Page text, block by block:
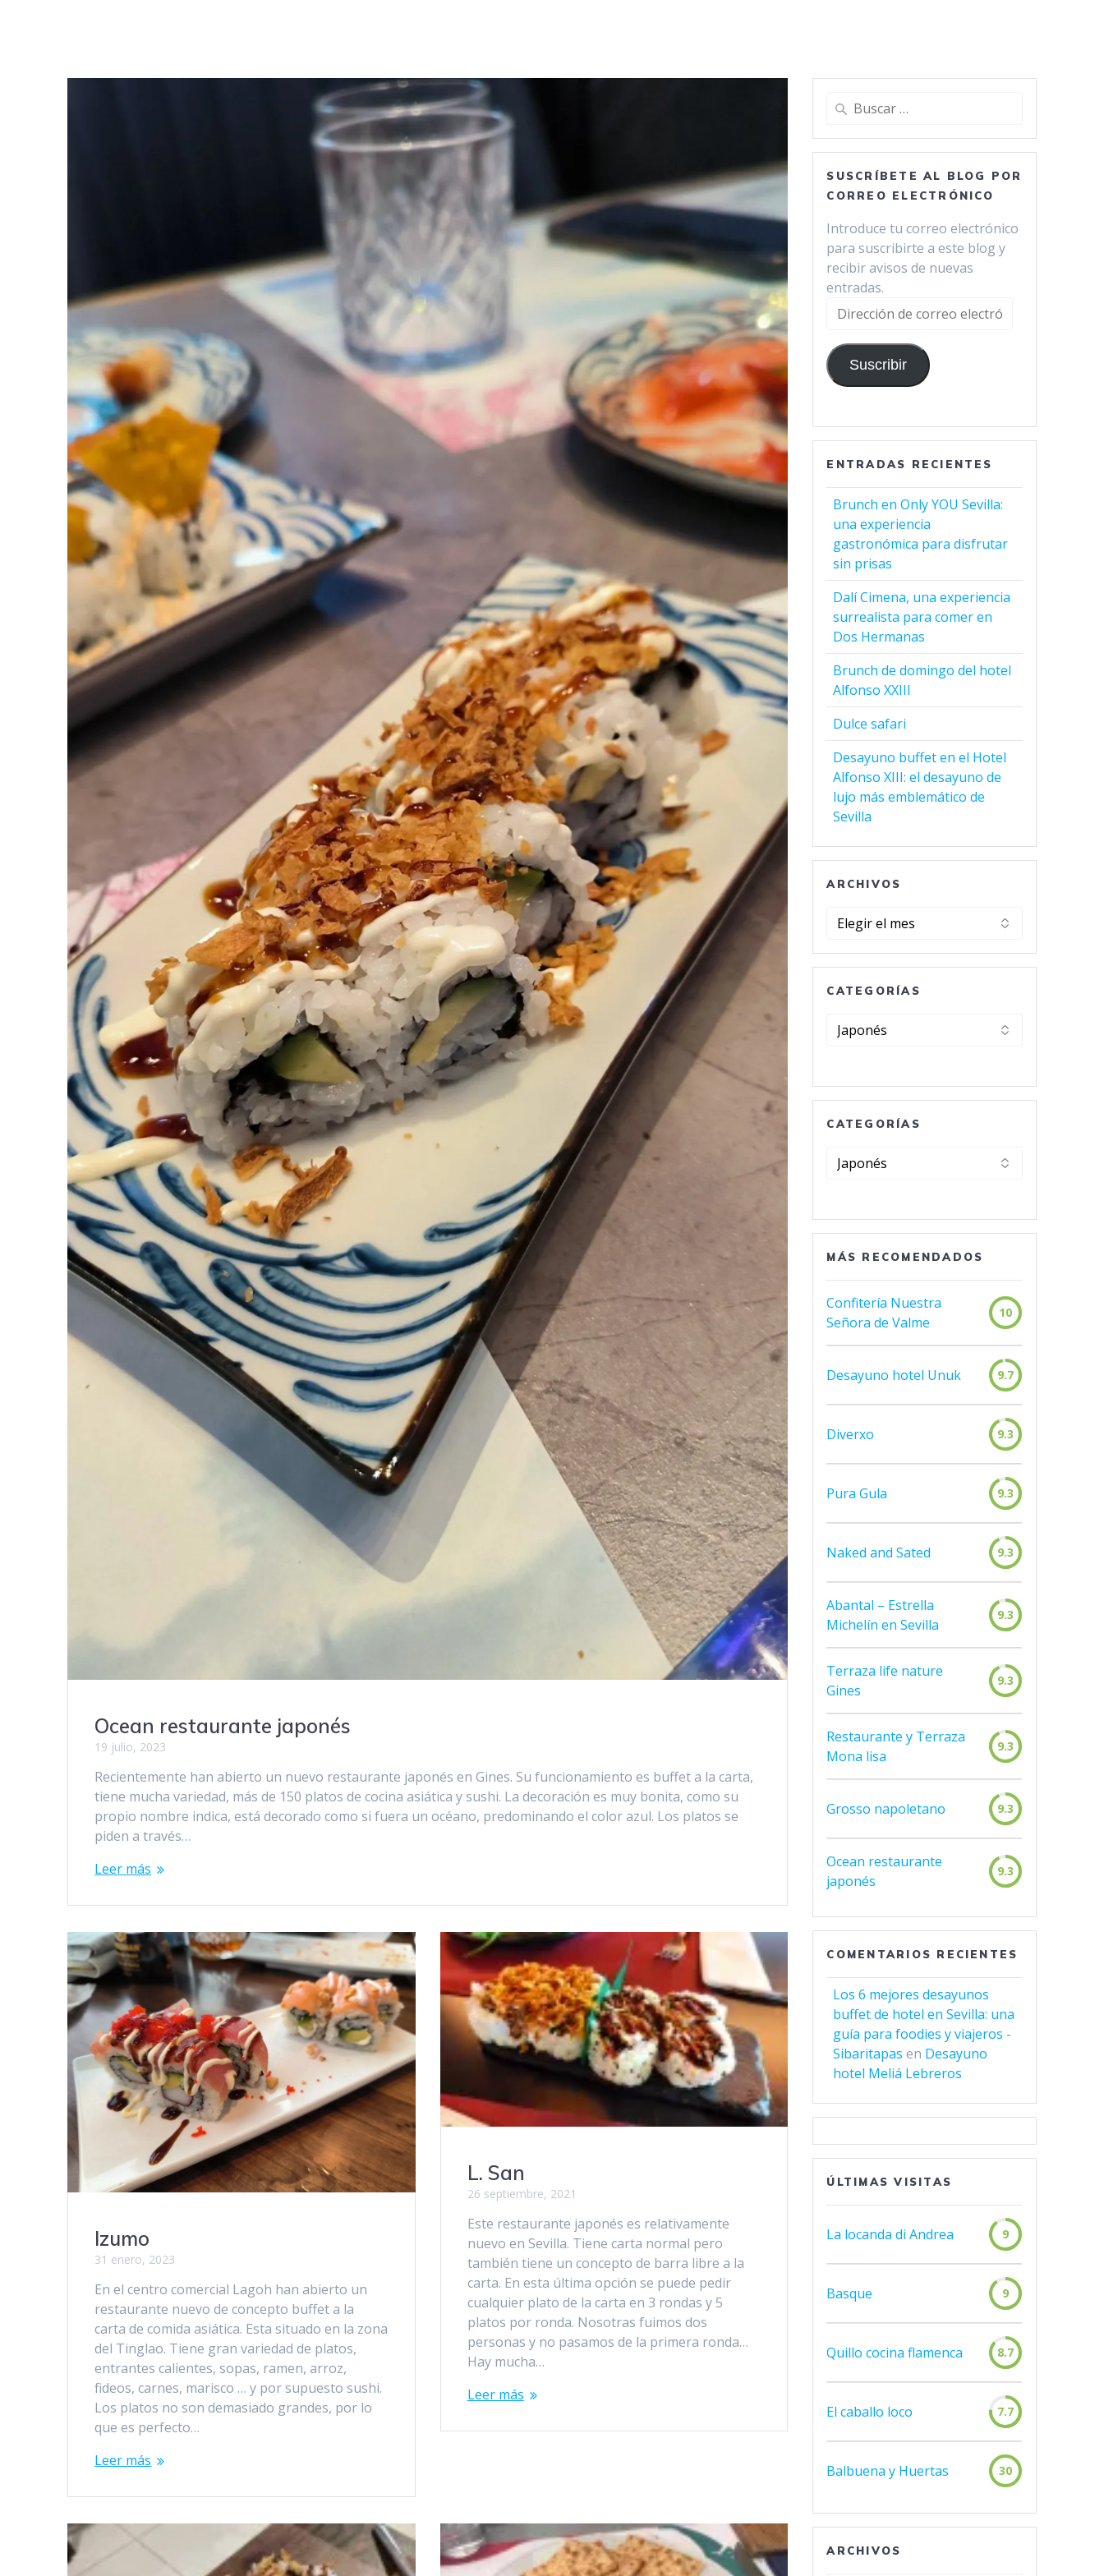
Ocean restaurante japonés
19 julio, 2023
Recientemente han abierto un nuevo restaurante japonés en Gines. Su funcionamiento es buffet a la carta,
tiene mucha variedad, más de 150 platos de cocina asiática y sushi. La decoración es muy bonita, como su
propio nombre indica, está decorado como si fuera un océano, predominando el color azul. Los platos se
piden a través…
Leer más
Izumo
31 enero, 2023
En el centro comercial Lagoh han abierto un
restaurante nuevo de concepto buffet a la
carta de comida asiática. Esta situado en la zona
del Tinglao. Tiene gran variedad de platos,
entrantes calientes, sopas, ramen, arroz,
fideos, carnes, marisco … y por supuesto sushi.
Los platos no son demasiado grandes, por lo
que es perfecto…
Leer más
L. San
26 septiembre, 2021
Este restaurante japonés es relativamente
nuevo en Sevilla. Tiene carta normal pero
también tiene un concepto de barra libre a la
carta. En esta última opción se puede pedir
cualquier plato de la carta en 3 rondas y 5
platos por ronda. Nosotras fuimos dos
personas y no pasamos de la primera ronda…
Hay mucha…
Leer más
Buscar:
SUSCRÍBETE AL BLOG POR
CORREO ELECTRÓNICO
Introduce tu correo electrónico
para suscribirte a este blog y
recibir avisos de nuevas
entradas.
Dirección
correo
electrónico
Suscribir
ENTRADAS RECIENTES
Brunch en Only YOU Sevilla:
una experiencia
gastronómica para disfrutar
sin prisas
Dalí Cimena, una experiencia
surrealista para comer en
Dos Hermanas
Brunch de domingo del hotel
Alfonso XXIII
Dulce safari
Desayuno buffet en el Hotel
Alfonso XIII: el desayuno de
lujo más emblemático de
Sevilla
ARCHIVOS
Archivos
CATEGORÍAS
Categorías
CATEGORÍAS
Categorías
MÁS RECOMENDADOS
Confitería Nuestra
Señora de Valme
10
Desayuno hotel Unuk 9.7
Diverxo 9.3
Pura Gula 9.3
Naked and Sated 9.3
Abantal – Estrella
Michelín en Sevilla
9.3
Terraza life nature
Gines
9.3
Restaurante y Terraza
Mona lisa
9.3
Grosso napoletano 9.3
Ocean restaurante
japonés
9.3
COMENTARIOS RECIENTES
Los 6 mejores desayunos
buffet de hotel en Sevilla: una
guía para foodies y viajeros -
Sibaritapas en Desayuno
hotel Meliá Lebreros
ÚLTIMAS VISITAS
La locanda di Andrea 9
Basque 9
Quillo cocina flamenca 8.7
El caballo loco 7.7
Balbuena y Huertas 30
ARCHIVOS